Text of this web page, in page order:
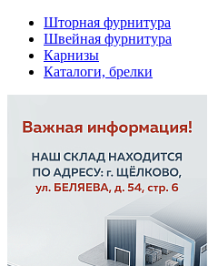
Шторная фурнитура
Швейная фурнитура
Карнизы
Каталоги, брелки